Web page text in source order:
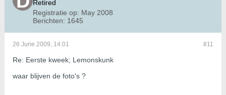
Retired
Registratie op: May 2008
Berichten: 1645
#11
26 June 2009, 14:01
Re: Eerste kweek; Lemonskunk
waar blijven de foto's ?